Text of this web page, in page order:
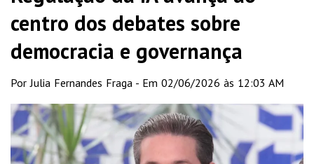
centro dos debates sobre
democracia e governança
Por Julia Fernandes Fraga - Em 02/06/2026 às 12:03 AM